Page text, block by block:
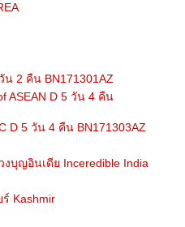
น 2 คืน BN171301AZ
ASEAN D 5 วัน 4 คืน
D 5 วัน 4 คืน BN171303AZ
บุญอินเดีย Inceredible India
Kashmir